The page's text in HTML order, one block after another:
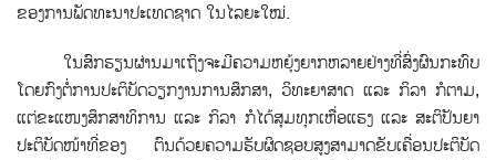
ຂອງການພັດທະນາປະເທດຊາດ ໃນໄລຍະໃໝ່.
ໃນສົກຮຽນຜ່ານມາເຖິງຈະມີຄວາມຫຍຸ້ງຍາກຫລາຍຢ່າງທີ່ສົ່ງຜົນກະທົບ
ໂດຍກົງຕໍ່ການປະຕິບັດວຽກງານການສຶກສາ, ວິທະຍາສາດ ແລະ ກິລາ ກໍຕາມ,
ແຕ່ຂະແໜງສຶກສາທິການ ແລະ ກິລາ ກໍໄດ້ສຸມທຸກເຫື່ອແຮງ ແລະ ສະຕິປັນຍາ
ປະຕິບັດໜ້າທີ່ຂອງ ຕົນດ້ວຍຄວາມຮັບຜິດຊອບສູງສາມາດຂັບເຄື່ອນປະຕິບັດ